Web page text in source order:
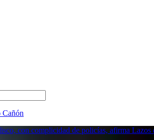
Cañón
con complicidad de policías, afirma Lazos